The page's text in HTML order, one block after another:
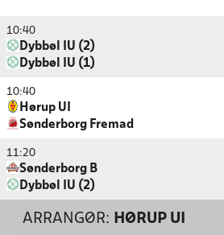
10:40
Dybbøl IU (2)
Dybbøl IU (1)
10:40
Hørup UI
Sønderborg Fremad
11:20
Sønderborg B
Dybbøl IU (2)
ARRANGØR: HØRUP UI